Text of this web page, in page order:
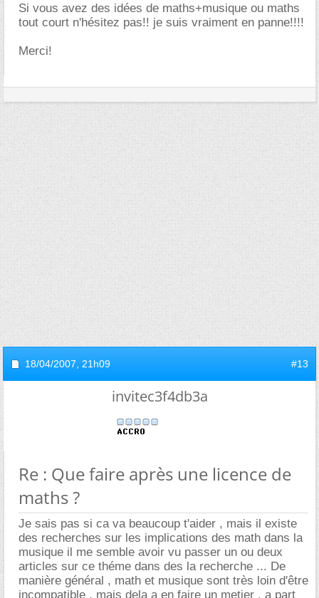
Si vous avez des idées de maths+musique ou maths
tout court n'hésitez pas!! je suis vraiment en panne!!!!
Merci!
18/04/2007, 21h09 #13
invitec3f4db3a
Re : Que faire après une licence de
maths ?
Je sais pas si ca va beaucoup t'aider , mais il existe
des recherches sur les implications des math dans la
musique il me semble avoir vu passer un ou deux
articles sur ce théme dans des la recherche ... De
manière général , math et musique sont très loin d'être
incompatible , mais dela a en faire un metier , a part